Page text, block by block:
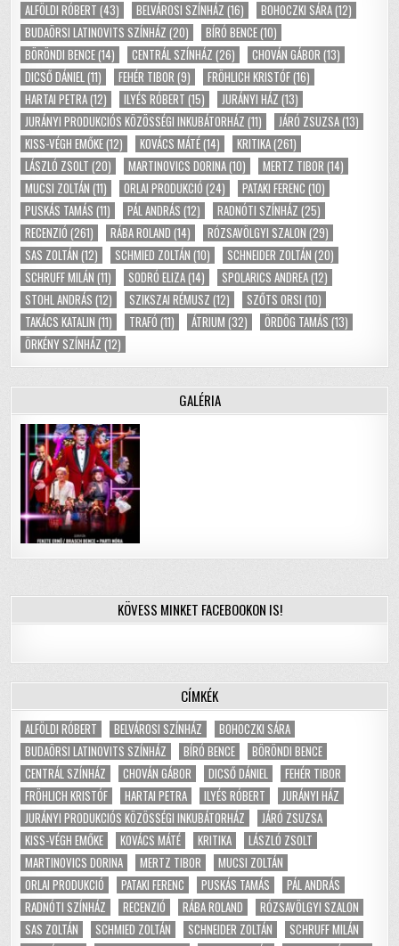
ALFÖLDI RÓBERT (43) BELVÁROSI SZÍNHÁZ (16) BOHOCZKI SÁRA(12)
BUDAÖRSI LATINOVITS SZÍNHÁZ (20) BÍRÓ BENCE(10)
BÖRÖNDI BENCE(14) CENTRÁL SZÍNHÁZ (26) CHOVÁN GÁBOR (13)
DICSŐ DÁNIEL(11) FEHÉR TIBOR (9) FRÖHLICH KRISTÓF(16)
HARTAI PETRA(12) ILYÉS RÓBERT (15) JURÁNYI HÁZ (13)
JURÁNYI PRODUKCIÓS KÖZÖSSÉGI INKUBÁTORHÁZ (11) JÁRÓ ZSUZSA(13)
KISS-VÉGH EMŐKE(12) KOVÁCS MÁTÉ(14) KRITIKA(261)
LÁSZLÓ ZSOLT (20) MARTINOVICS DORINA(10) MERTZ TIBOR (14)
MUCSI ZOLTÁN (11) ORLAI PRODUKCIÓ (24) PATAKI FERENC (10)
PUSKÁS TAMÁS (11) PÁL ANDRÁS (12) RADNÓTI SZÍNHÁZ (25)
RECENZIÓ (261) RÁBA ROLAND (14) RÓZSAVÖLGYI SZALON (29)
SAS ZOLTÁN (12) SCHMIED ZOLTÁN (10) SCHNEIDER ZOLTÁN (20)
SCHRUFF MILÁN (11) SODRÓ ELIZA(14) SPOLARICS ANDREA(12)
STOHL ANDRÁS (12) SZIKSZAI RÉMUSZ (12) SZŐTS ORSI (10)
TAKÁCS KATALIN (11) TRAFÓ (11) ÁTRIUM (32) ÖRDÖG TAMÁS (13)
ÖRKÉNY SZÍNHÁZ (12)
GALÉRIA
KÖVESS MINKET FACEBOOKON IS!
CÍMKÉK
ALFÖLDI RÓBERT BELVÁROSI SZÍNHÁZ
BOHOCZKI SÁRA
BUDAÖRSI LATINOVITS SZÍNHÁZ
BÍRÓ BENCE
BÖRÖNDI BENCE
CENTRÁL SZÍNHÁZ
CHOVÁN GÁBOR DICSŐ DÁNIEL
FEHÉR TIBOR
FRÖHLICH KRISTÓF
HARTAI PETRA ILYÉS RÓBERT
JURÁNYI HÁZ
JURÁNYI PRODUKCIÓS KÖZÖSSÉGI INKUBÁTORHÁZ
JÁRÓ ZSUZSA
KISS-VÉGH EMŐKE
KOVÁCS MÁTÉ KRITIKA
LÁSZLÓ ZSOLT
MARTINOVICS DORINA
MERTZ TIBOR
MUCSI ZOLTÁN
ORLAI PRODUKCIÓ
PATAKI FERENC PUSKÁS TAMÁS
PÁL ANDRÁS
RADNÓTI SZÍNHÁZ
RECENZIÓ RÁBA ROLAND
RÓZSAVÖLGYI SZALON
SAS ZOLTÁN
SCHMIED ZOLTÁN SCHNEIDER ZOLTÁN
SCHRUFF MILÁN